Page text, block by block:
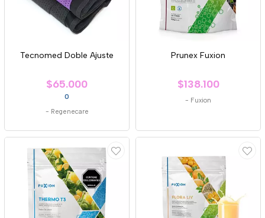
Tecnomed Doble Ajuste
$65.000
0
- Regenecare
Prunex Fuxion
$138.100
- Fuxion